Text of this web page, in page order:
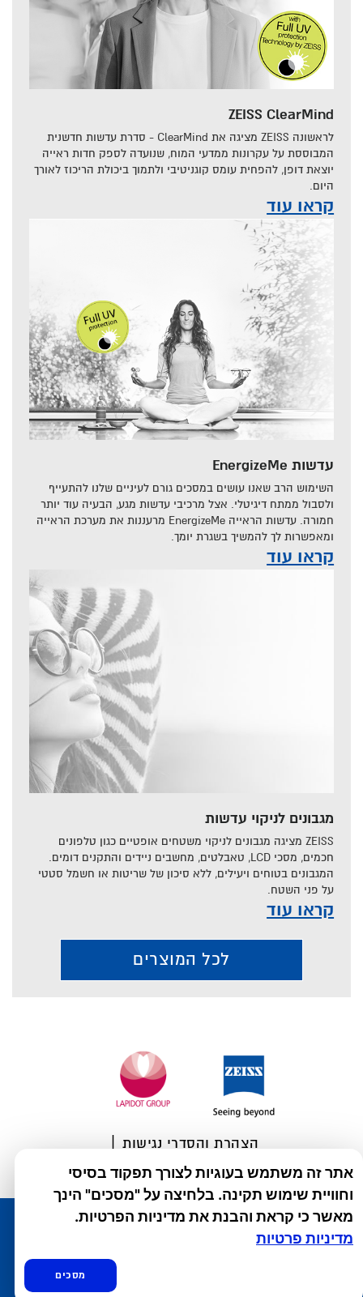
ZEISS ClearMind
לראשונה ZEISS מציגה את ClearMind - סדרת עדשות חדשנית
המבוססת על עקרונות ממדעי המוח, שנועדה לספק חדות ראייה
יוצאת דופן, להפחית עומס קוגניטיבי ולתמוך ביכולת הריכוז לאורך
היום.
קראו עוד
עדשות EnergizeMe
השימוש הרב שאנו עושים במסכים גורם לעיניים שלנו להתעייף
ולסבול ממתח דיגיטלי. אצל מרכיבי עדשות מגע, הבעיה עוד יותר
חמורה. עדשות הראייה EnergizeMe מרעננות את מערכת הראייה
ומאפשרות לך להמשיך בשגרת יומך.
קראו עוד
מגבונים לניקוי עדשות
ZEISS מציגה מגבונים לניקוי משטחים אופטיים כגון טלפונים
חכמים, מסכי LCD, טאבלטים, מחשבים ניידים והתקנים דומים.
המגבונים בטוחים ויעילים, ללא סיכון של שריטות או חשמל סטטי
על פני השטח.
קראו עוד
לכל המוצרים
Footer
הצהרת והסדרי נגישות
תנאי שימוש באתר והצהרת פרטיות
אתר זה משתמש בעוגיות לצורך תפקוד בסיסי
וחוויית שימוש תקינה. בלחיצה על "מסכים" הינך
מאשר כי קראת והבנת את מדיניות הפרטיות.
מדיניות פרטיות
מסכים
עוד מקבוצת לפידות :
יוטיפרו פלוס | קוקידנט
|